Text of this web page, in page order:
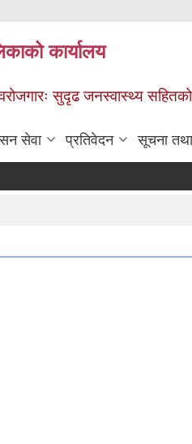
कार्यालय
सुदृढ जनस्वास्थ्य
सेवा प्रतिवेदन सूचना